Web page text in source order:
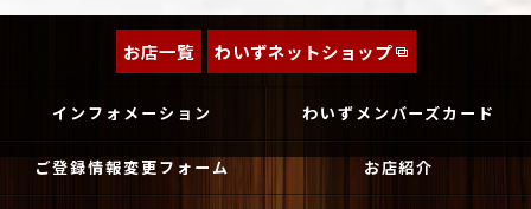
お店一覧 わいずネットショップ
インフォメーション わいずメンバーズカード
ご登録情報変更フォーム お店紹介